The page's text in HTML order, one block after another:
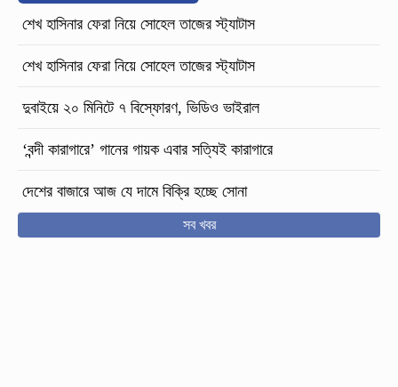
শেখ হাসিনার ফেরা নিয়ে সোহেল তাজের স্ট্যাটাস
শেখ হাসিনার ফেরা নিয়ে সোহেল তাজের স্ট্যাটাস
দুবাইয়ে ২০ মিনিটে ৭ বিস্ফোরণ, ভিডিও ভাইরাল
‘বন্দী কারাগারে’ গানের গায়ক এবার সত্যিই কারাগারে
দেশের বাজারে আজ যে দামে বিক্রি হচ্ছে সোনা
সব খবর